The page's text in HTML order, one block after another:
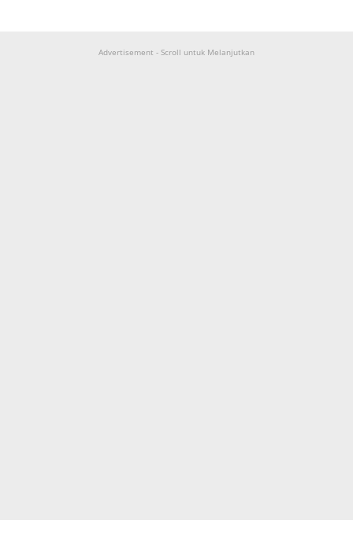
Advertisement - Scroll untuk Melanjutkan